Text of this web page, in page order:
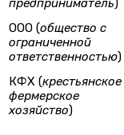
предприниматель)
ООО (общество с
ограниченной
ответственностью)
КФХ (крестьянское
фермерское
хозяйство)